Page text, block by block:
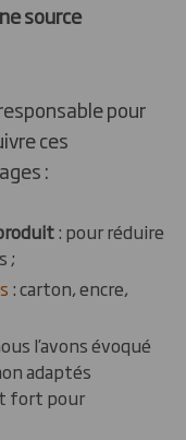
source
pour
ces
:
: pour réduire
;
: carton, encre,
l’avons évoqué
adaptés
fort pour